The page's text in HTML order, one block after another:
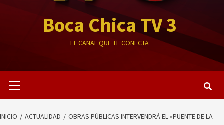
Boca Chica TV 3
EL CANAL QUE TE CONECTA
primario
INICIO ACTUALIDAD
OBRAS PÚBLICAS INTERVENDRÁ EL «PUENTE DE LA